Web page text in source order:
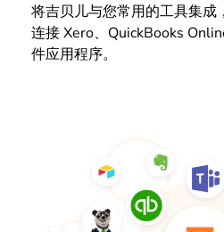
将吉贝儿与您常用的工具集成
连接 Xero、QuickBooks
件应用程序。